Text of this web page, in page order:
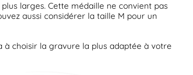
larges. Cette médaille ne convient pas
aussi considérer la taille M pour un
à choisir la gravure la plus adaptée à votre